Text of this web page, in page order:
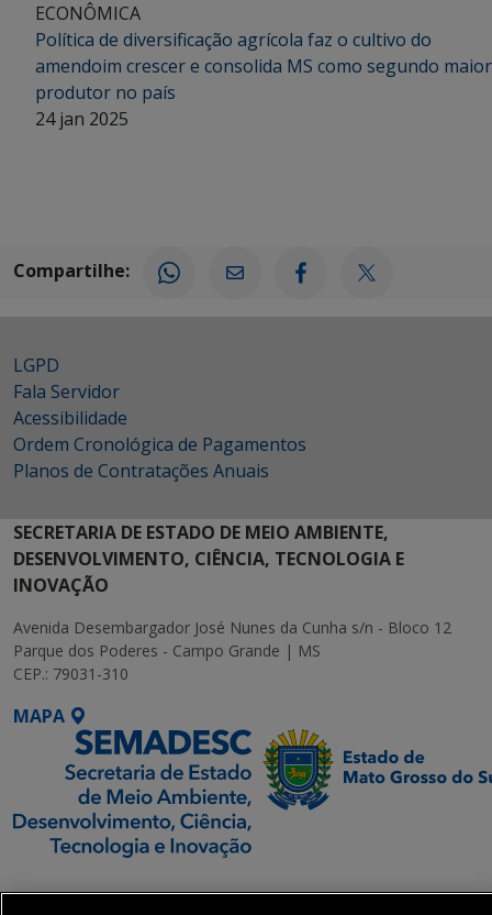
ECONÔMICA
Política de diversificação agrícola faz o cultivo do
amendoim crescer e consolida MS como segundo maior
produtor no país
24 jan 2025
Compartilhe:
LGPD
Fala Servidor
Acessibilidade
Ordem Cronológica de Pagamentos
Planos de Contratações Anuais
SECRETARIA DE ESTADO DE MEIO AMBIENTE,
DESENVOLVIMENTO, CIÊNCIA, TECNOLOGIA E
INOVAÇÃO
Avenida Desembargador José Nunes da Cunha s/n - Bloco 12
Parque dos Poderes - Campo Grande | MS
CEP.: 79031-310
MAPA